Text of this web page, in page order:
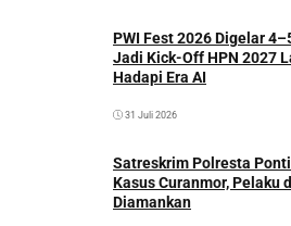
PWI Fest 2026 Digelar
Jadi Kick-Off HPN 2027
Hadapi Era AI
31 Juli 2026
Satreskrim Polresta
Kasus Curanmor, Pelaku
Diamankan